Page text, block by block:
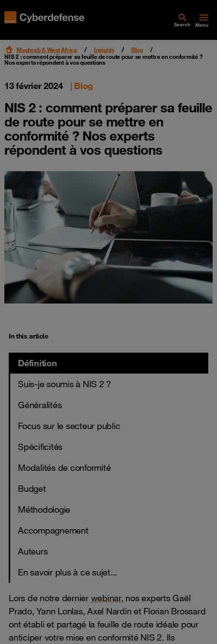
Search Menu
Maghreb & West Africa Insights
Blog
NIS 2 : comment préparer sa feuille de route pour se mettre en conformité ?
Nos experts répondent à vos questions
13 février 2024 | Blog
NIS 2 : comment préparer sa feuille
de route pour se mettre en
conformité ? Nos experts
répondent à vos questions
In this article
Définition
Suis-je soumis à NIS 2 ?
Généralités
Focus sur le secteur public
Spécificités
Modalités de conformité
Budget
Méthodologie
Accompagnement
Auteurs
En savoir plus à ce sujet...
Lors de notre dernier webinar, nos experts Gaël
Prado, Yann Lonlas, Axel Nardin et Florian Brossard
ont établi et partagé la feuille de route idéale pour
anticiper votre mise en conformité NIS 2. Ils